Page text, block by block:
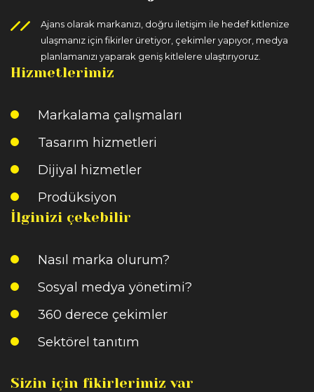
Ajans olarak markanızı, doğru iletişim ile hedef kitlenize
ulaşmanız için fikirler üretiyor, çekimler yapıyor, medya
planlamanızı yaparak geniş kitlelere ulaştırıyoruz.
Hizmetlerimiz
Markalama çalışmaları
Tasarım hizmetleri
Dijiyal hizmetler
Prodüksiyon
İlginizi çekebilir
Nasıl marka olurum?
Sosyal medya yönetimi?
360 derece çekimler
Sektörel tanıtım
Sizin için fikirlerimiz var